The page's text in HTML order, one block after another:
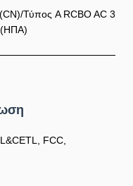
Τύπος A RCBO AC
FCC,